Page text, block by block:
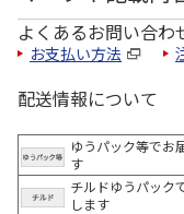
よくあるお問い合わ
お支払い方法
配送情報について
ゆうパック等でお
す
チルドゆうパック
します